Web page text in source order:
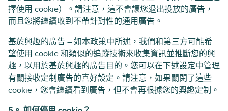
擇使用 cookie）。請注意，這不會讓您退出投放的廣告，
而且您將繼續收到不帶針對性的通用廣告。
基於興趣的廣告 – 如本政策中所述，我們和第三方可能希
望使用 cookie 和類似的追蹤技術來收集資訊並推斷您的興
趣，以用於基於興趣的廣告目的。您可以在下述設定中管理
有關接收定制廣告的喜好設定。請注意，如果關閉了這些
cookie，您會繼續看到廣告，但不會再根據您的興趣定制。